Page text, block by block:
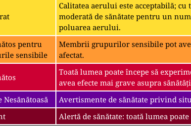
Calitatea aerului este acceptabilă;
moderată de sănătate pentru un
poluarea aerului.
pentru
sensibile
Membrii grupurilor sensibile pot
afectat.
Toată lumea poate începe să
avea efecte mai grave asupra
Nesănătoasă
Avertismente de sănătate privind
Alertă de sănătate: toată lumea